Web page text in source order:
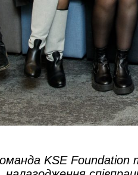
KSE Foundation